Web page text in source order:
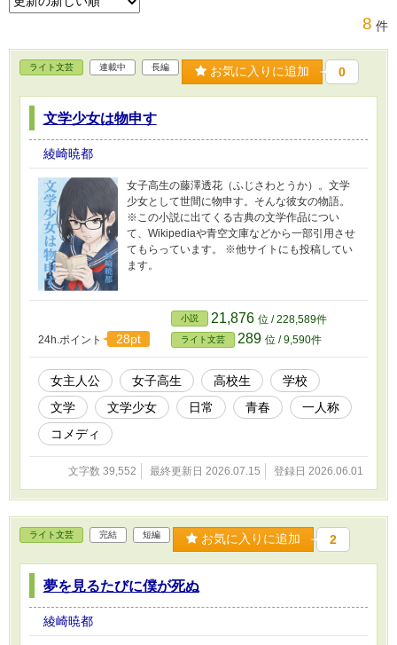
8 件
ライト文芸 連載中 長編 お気に入りに追加 0
文学少女は物申す
綾崎暁都
女子高生の藤澤透花（ふじさわとうか）。文学
少女として世間に物申す。そんな彼女の物語。
※この小説に出てくる古典の文学作品につい
て、Wikipediaや青空文庫などから一部引用させ
てもらっています。 ※他サイトにも投稿してい
ます。
24h.ポイント 28pt
小説 21,876 位 / 228,589件
ライト文芸 289 位 / 9,590件
女主人公 女子高生 高校生
学校
文学
文学少女 日常 青春
一人称
コメディ
文字数 39,552 最終更新日 2026.07.15 登録日 2026.06.01
ライト文芸 完結 短編 お気に入りに追加 2
夢を見るたびに僕が死ぬ
綾崎暁都